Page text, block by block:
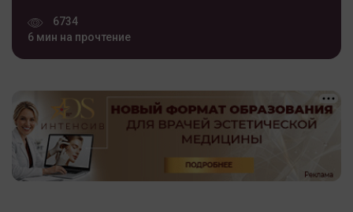
6734
6 мин на прочтение